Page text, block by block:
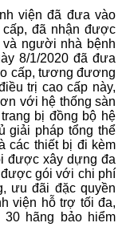
viện đã đưa vào
cấp, đã nhận được
người nhà bệnh
8/1/2020 đã đưa
cấp, tương đương
trị cao cấp này,
với hệ thống sàn
bị đồng bộ hệ
giải pháp tổng thể
các thiết bị đi kèm
được xây dựng đa
gói với chi phí
ưu đãi đặc quyền
viện hỗ trợ tối đa,
hãng bảo hiểm